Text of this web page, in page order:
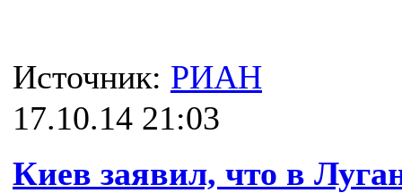
Источник: РИАН
17.10.14 21:03
Киев заявил, что в